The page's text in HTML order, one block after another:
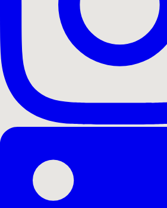
Alle Cases
Dronefilm